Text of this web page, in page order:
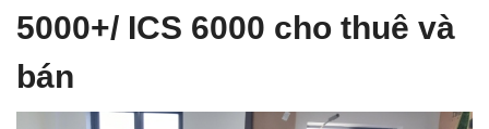
5000+/ ICS 6000 cho thuê và
bán